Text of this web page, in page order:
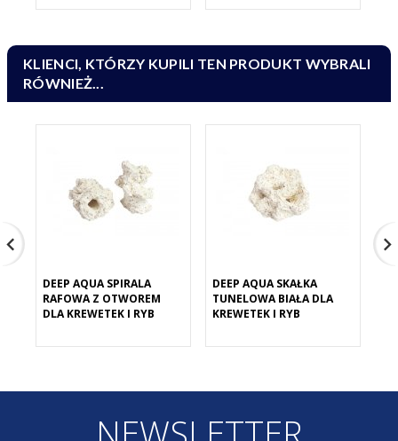
KLIENCI, KTÓRZY KUPILI TEN PRODUKT WYBRALI
RÓWNIEŻ...
DEEP AQUA SPIRALA
RAFOWA Z OTWOREM
DLA KREWETEK I RYB
DEEP AQUA SKAŁKA
TUNELOWA BIAŁA DLA
KREWETEK I RYB